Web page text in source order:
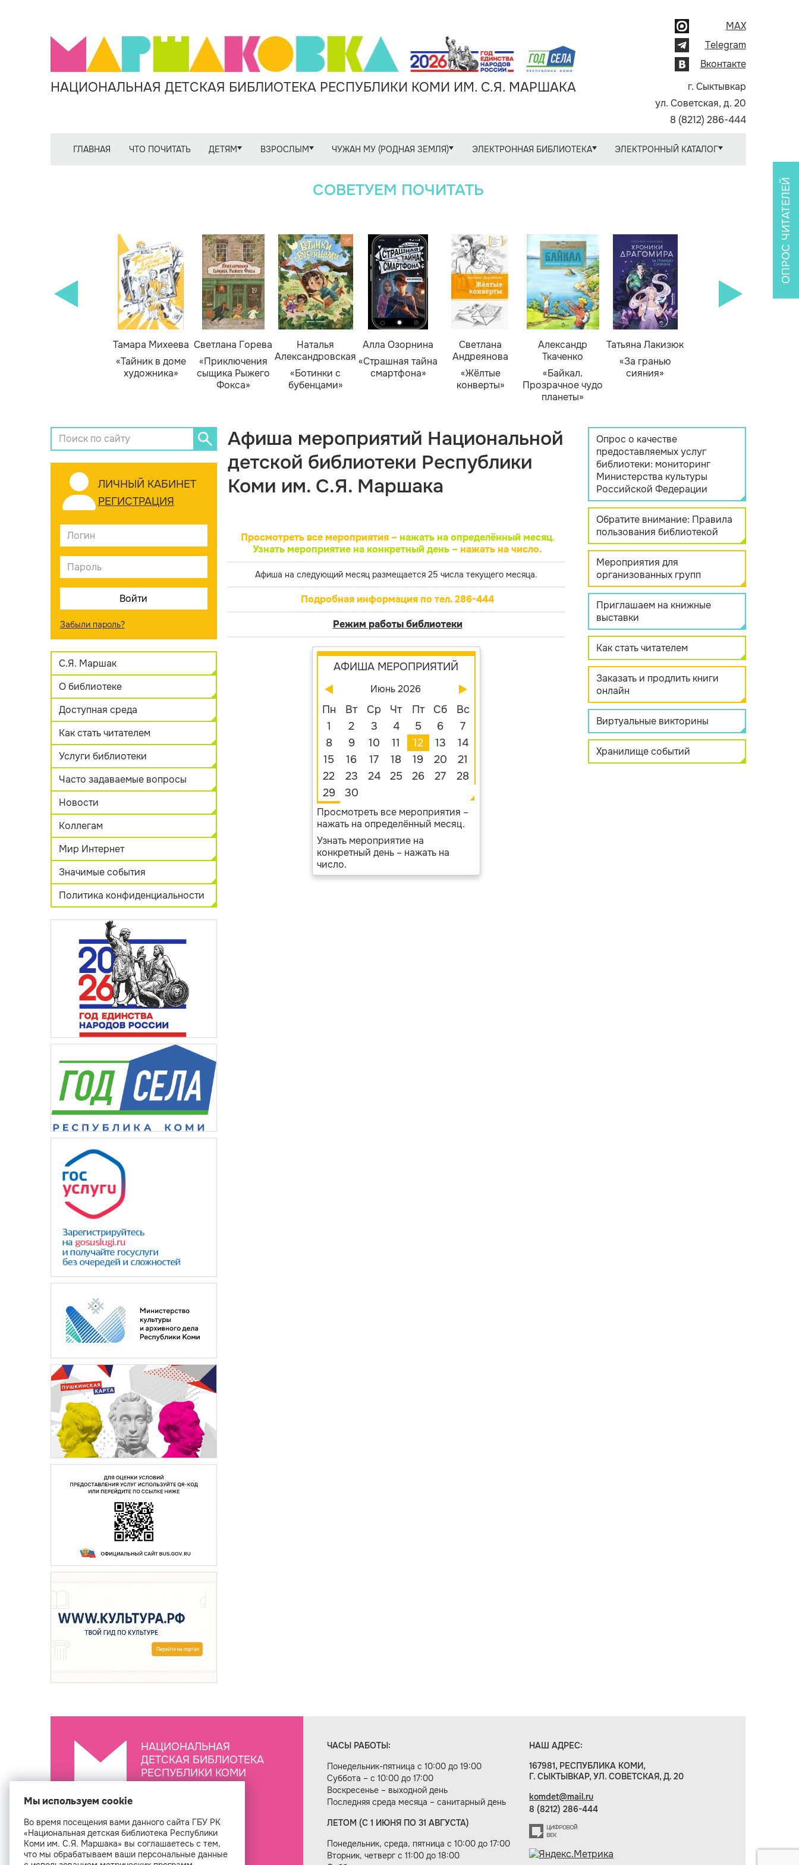
НАЦИОНАЛЬНАЯ ДЕТСКАЯ БИБЛИОТЕКА РЕСПУБЛИКИ КОМИ ИМ. С.Я. МАРШАКА
MAX
Telegram
Вконтакте
г. Сыктывкар
ул. Советская, д. 20
8 (8212) 286-444
ГЛАВНАЯ ЧТО ПОЧИТАТЬ ДЕТЯМ ВЗРОСЛЫМ ЧУЖАН МУ (РОДНАЯ ЗЕМЛЯ) ЭЛЕКТРОННАЯ БИБЛИОТЕКА ЭЛЕКТРОННЫЙ КАТАЛОГ
СОВЕТУЕМ ПОЧИТАТЬ
Тамара Михеева
«Тайник в доме
художника»
Светлана Горева
«Приключения
сыщика Рыжего
Фокса»
Наталья
Александровская
«Ботинки с
бубенцами»
Алла Озорнина
«Страшная тайна
смартфона»
Светлана
Андреянова
«Жёлтые
конверты»
Александр
Ткаченко
«Байкал.
Прозрачное чудо
планеты»
Татьяна Лакизюк
«За гранью
сияния»
ЛИЧНЫЙ КАБИНЕТ
РЕГИСТРАЦИЯ
Забыли пароль?
С.Я. Маршак
О библиотеке
Доступная среда
Как стать читателем
Услуги библиотеки
Часто задаваемые вопросы
Новости
Коллегам
Мир Интернет
Значимые события
Политика конфиденциальности
Афиша мероприятий Национальной
детской библиотеки Республики
Коми им. С.Я. Маршака
Просмотреть все мероприятия – нажать на определённый месяц.
Узнать мероприятие на конкретный день –нажать на число.
Афиша на следующий месяц размещается 25 числа текущего месяца.
Подробная информация по тел. 286-444
Режим работы библиотеки
АФИША МЕРОПРИЯТИЙ
Июнь 2026
Пн Вт Ср Чт Пт Сб
Вс
1
2 3 4 5 6
7
8
9 10 11 12 13
14
15
16 17 18 19 20
21
22
23 24 25 26 27
28
29
30
Просмотреть все мероприятия –
нажать на определённый месяц.
Узнать мероприятие на
конкретный день – нажать на
число.
ОПРОС ЧИТАТЕЛЕЙ
Опрос о качестве
предоставляемых услуг
библиотеки: мониторинг
Министерства культуры
Российской Федерации
Обратите внимание: Правила
пользования библиотекой
Мероприятия для
организованных групп
Приглашаем на книжные
выставки
Как стать читателем
Заказать и продлить книги
онлайн
Виртуальные викторины
Хранилище событий
НАЦИОНАЛЬНАЯ
ДЕТСКАЯ БИБЛИОТЕКА
РЕСПУБЛИКИ КОМИ
ЧАСЫ РАБОТЫ:
Понедельник-пятница с 10:00 до 19:00
Суббота – с 10:00 до 17:00
Воскресенье – выходной день
Последняя среда месяца – санитарный день
ЛЕТОМ (С 1 ИЮНЯ ПО 31 АВГУСТА)
Понедельник, среда, пятница с 10:00 до 17:00
Вторник, четверг с 11:00 до 18:00
НАШ АДРЕС:
167981, РЕСПУБЛИКА КОМИ,
Г. СЫКТЫВКАР, УЛ. СОВЕТСКАЯ, Д. 20
komdet@mail.ru
8 (8212) 286-444
Создание сайта — веб-студия «Цифровой век»
Мы используем cookie
Во время посещения вами данного сайта ГБУ РК
«Национальная детская библиотека Республики
Коми им. С.Я. Маршака» вы соглашаетесь с тем,
что мы обрабатываем ваши персональные данные